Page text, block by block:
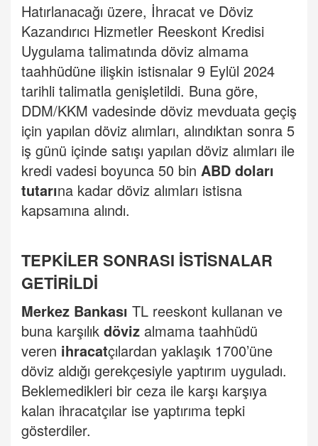
Hatırlanacağı üzere, İhracat ve Döviz
Kazandırıcı Hizmetler Reeskont Kredisi
Uygulama talimatında döviz almama
taahhüdüne ilişkin istisnalar 9 Eylül 2024
tarihli talimatla genişletildi. Buna göre,
DDM/KKM vadesinde döviz mevduata geçiş
için yapılan döviz alımları, alındıktan sonra 5
iş günü içinde satışı yapılan döviz alımları ile
kredi vadesi boyunca 50 bin ABD doları
tutarına kadar döviz alımları istisna
kapsamına alındı.
TEPKİLER SONRASI İSTİSNALAR
GETİRİLDİ
Merkez Bankası TL reeskont kullanan ve
buna karşılık döviz almama taahhüdü
veren ihracatçılardan yaklaşık 1700’üne
döviz aldığı gerekçesiyle yaptırım uyguladı.
Beklemedikleri bir ceza ile karşı karşıya
kalan ihracatçılar ise yaptırıma tepki
gösterdiler.